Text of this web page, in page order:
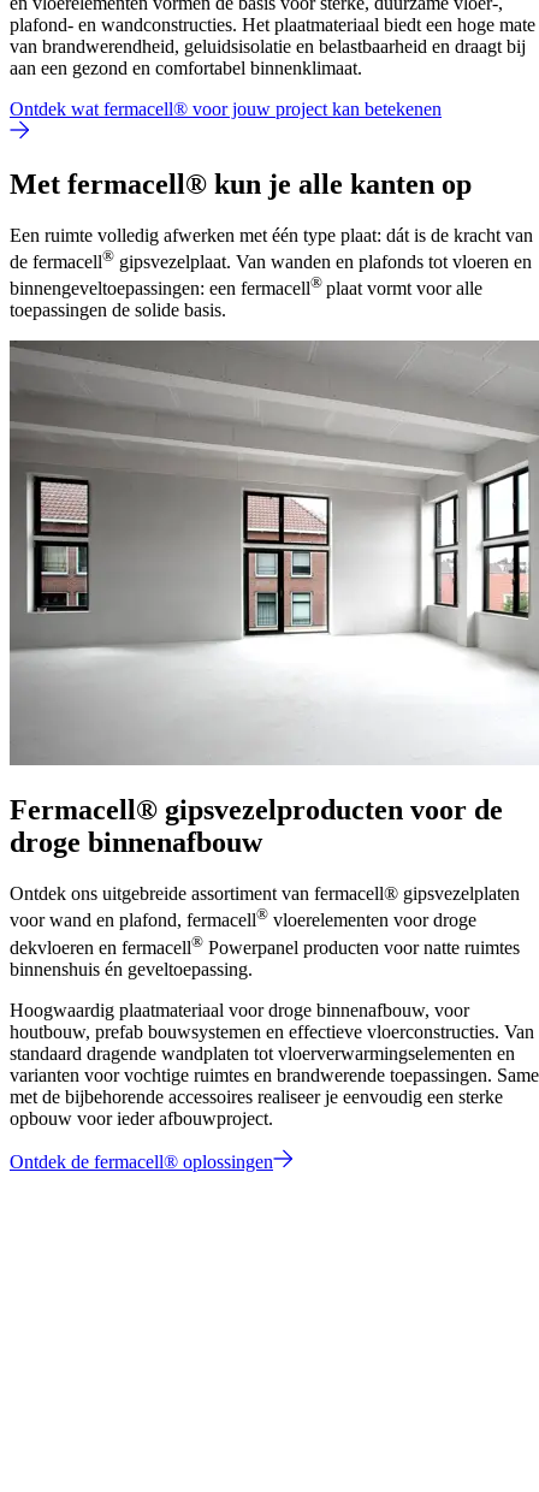
plafond- en wandconstructies. Het plaatmateriaal biedt een hoge mate
van brandwerendheid, geluidsisolatie en belastbaarheid en draagt bij
aan een gezond en comfortabel binnenklimaat.
Ontdek wat fermacell® voor jouw project kan betekenen
Met fermacell® kun je alle kanten op
Een ruimte volledig afwerken met één type plaat: dát is de kracht van
de fermacell® gipsvezelplaat. Van wanden en plafonds tot vloeren en
binnengeveltoepassingen: een fermacell® plaat vormt voor alle
toepassingen de solide basis.
Fermacell® gipsvezelproducten voor de
droge binnenafbouw
Ontdek ons uitgebreide assortiment van fermacell® gipsvezelplaten
voor wand en plafond, fermacell® vloerelementen voor droge
dekvloeren en fermacell® Powerpanel producten voor natte ruimtes
binnenshuis én geveltoepassing.
Hoogwaardig plaatmateriaal voor droge binnenafbouw, voor
houtbouw, prefab bouwsystemen en effectieve vloerconstructies. Van
standaard dragende wandplaten tot vloerverwarmingselementen en
varianten voor vochtige ruimtes en brandwerende toepassingen.
met de bijbehorende accessoires realiseer je eenvoudig een sterke
opbouw voor ieder afbouwproject.
Ontdek de fermacell® oplossingen